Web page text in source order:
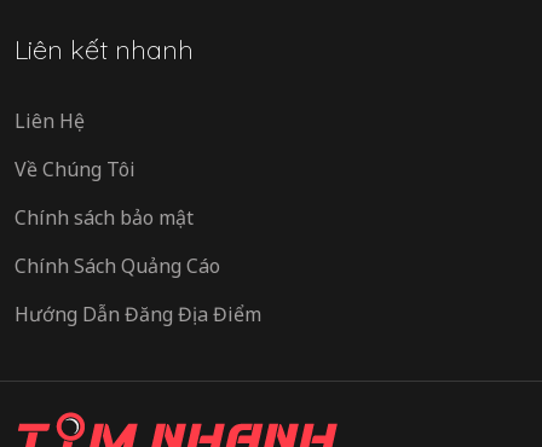
Liên kết nhanh
Liên Hệ
Về Chúng Tôi
Chính sách bảo mật
Chính Sách Quảng Cáo
Hướng Dẫn Đăng Địa Điểm